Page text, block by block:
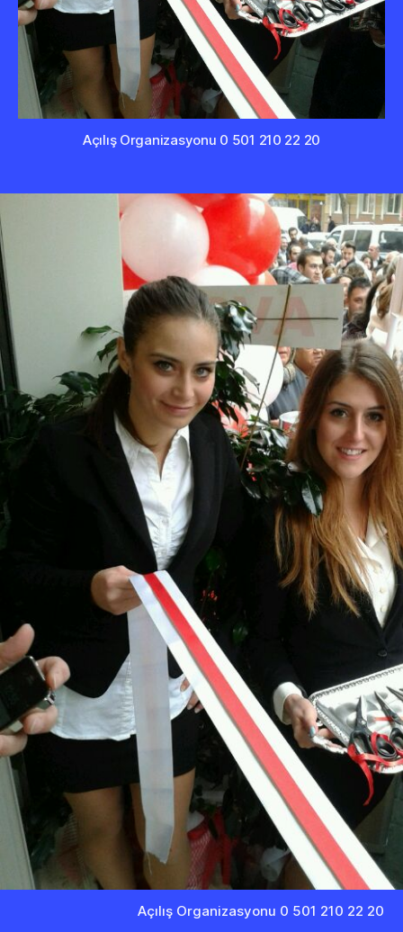
Açılış Organizasyonu 0 501 210 22 20
Açılış Organizasyonu 0 501 210 22 20